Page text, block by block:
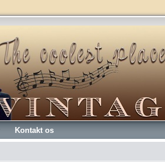
Kontakt os